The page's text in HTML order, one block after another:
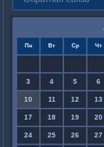
Пн Вт Ср Чт
3 4 5 6
10 11 12 13
17 18 19 20
24 25 26 27